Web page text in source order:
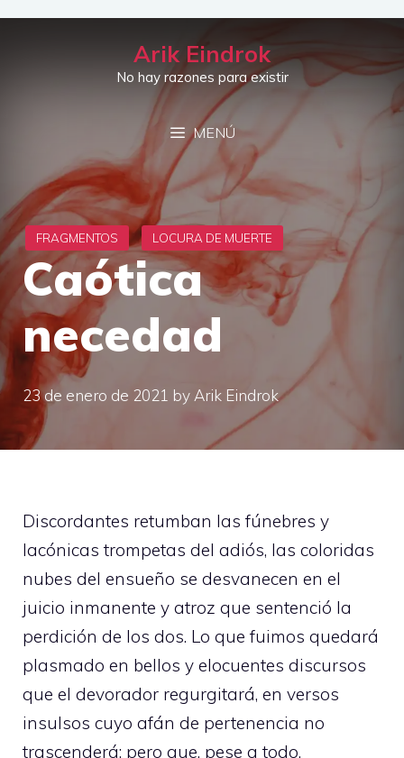
Saltar
Arik Eindrok
No hay razones para existir
MENÚ
Caótica
necedad
23 de enero de 2021 by Arik Eindrok
Discordantes retumban las fúnebres y
lacónicas trompetas del adiós, las coloridas
nubes del ensueño se desvanecen en el
juicio inmanente y atroz que sentenció la
perdición de los dos. Lo que fuimos quedará
plasmado en bellos y elocuentes discursos
que el devorador regurgitará, en versos
insulsos cuyo afán de pertenencia no
trascenderá; pero que, pese a todo,